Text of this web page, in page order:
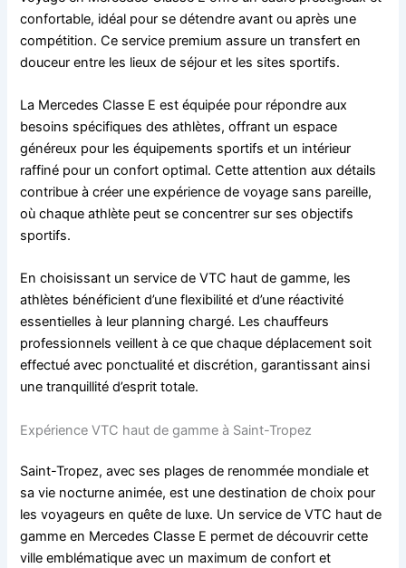
confortable, idéal pour se détendre avant ou après une
compétition. Ce service premium assure un transfert en
douceur entre les lieux de séjour et les sites sportifs.
La Mercedes Classe E est équipée pour répondre aux
besoins spécifiques des athlètes, offrant un espace
généreux pour les équipements sportifs et un intérieur
raffiné pour un confort optimal. Cette attention aux détails
contribue à créer une expérience de voyage sans pareille,
où chaque athlète peut se concentrer sur ses objectifs
sportifs.
En choisissant un service de VTC haut de gamme, les
athlètes bénéficient d’une flexibilité et d’une réactivité
essentielles à leur planning chargé. Les chauffeurs
professionnels veillent à ce que chaque déplacement soit
effectué avec ponctualité et discrétion, garantissant ainsi
une tranquillité d’esprit totale.
Expérience VTC haut de gamme à Saint-Tropez
Saint-Tropez, avec ses plages de renommée mondiale et
sa vie nocturne animée, est une destination de choix pour
les voyageurs en quête de luxe. Un service de VTC haut de
gamme en Mercedes Classe E permet de découvrir cette
ville emblématique avec un maximum de confort et